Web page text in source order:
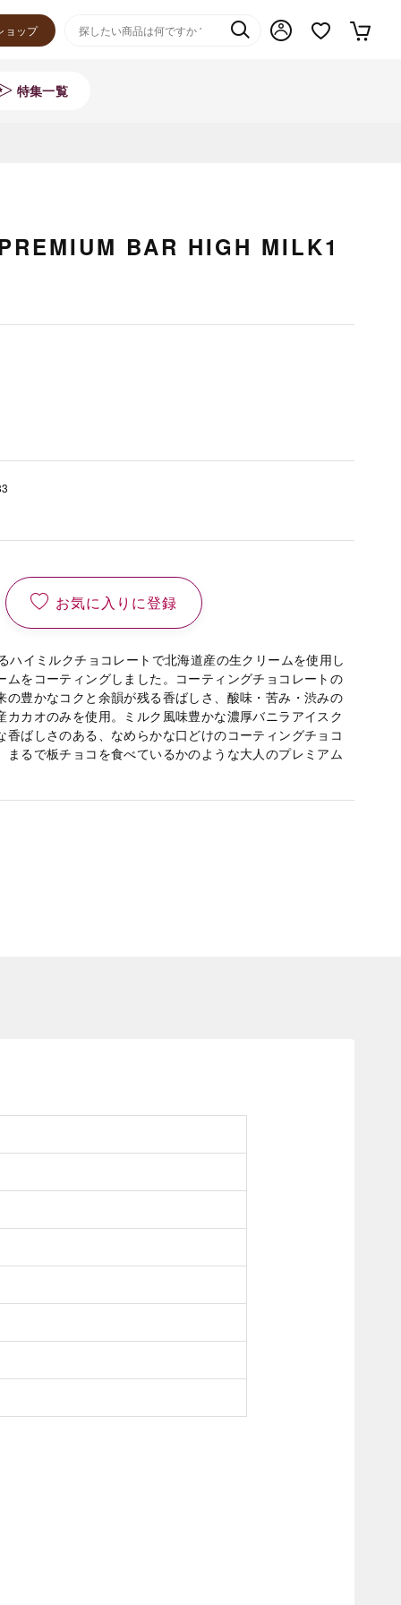
ョップ
特集一覧
BAR HIGH MILK1
お気に入りに登録
ハイミルクチョコレートで北海道産の生クリームを使用し
ムをコーティングしました。コーティングチョコレートの
の豊かなコクと余韻が残る香ばしさ、酸味・苦み・渋みの
カカオのみを使用。ミルク風味豊かな濃厚バニラアイスク
香ばしさのある、なめらかな口どけのコーティングチョコ
まるで板チョコを食べているかのような大人のプレミアム